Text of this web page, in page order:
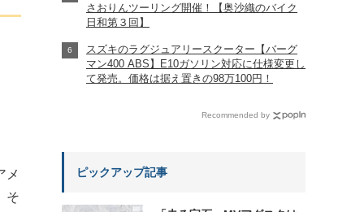
メ
そ
さおりんツーリング開催！【奥沙織のバイク
日和第３回】
スズキのラグジュアリースクーター【バーグ
マン400 ABS】E10ガソリン対応に仕様変更し
て発売。価格は据え置きの98万100円！
Recommended by
ピックアップ記事